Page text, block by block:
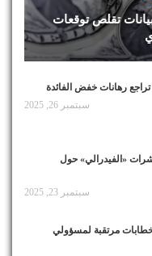
تقلص توقعات
رهانات خفض الفائدة
سبتمبر 26, 2025
«الفيدرالي» حول
سبتمبر 23, 2025
مرتقبة لمسؤولي